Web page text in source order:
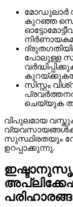
മോഡുലാർ
കുറഞ്ഞ
പോലുള്ള
സിസ്റ്റം
ചെയ്യുക
വിപുലമായ
സുസ്ഥിരതയും
ഉറപ്പാക്കുന്നു.